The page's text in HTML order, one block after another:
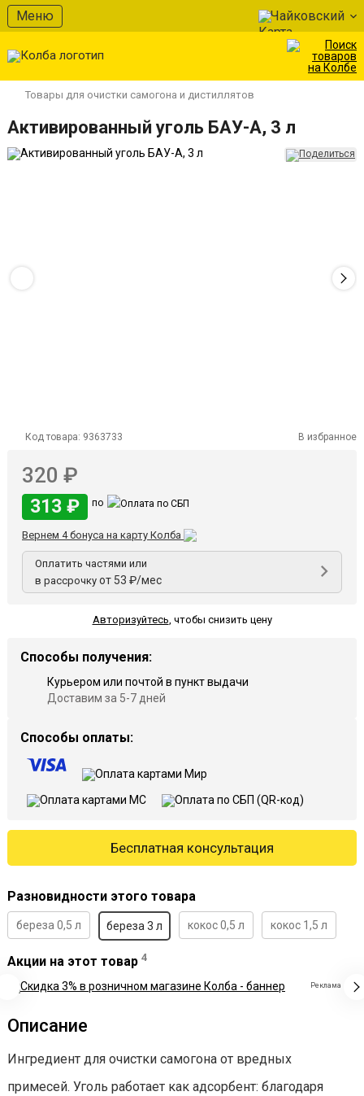
Меню Чайковский
Товары для очистки самогона и дистиллятов
Активированный уголь БАУ-А, 3 л
Код товара: 9363733 В избранное
320 ₽
313 ₽ по
Вернем 4 бонуса на карту Колба
Оплатить частями или
в рассрочку от 53 ₽/мес
Авторизуйтесь чтобы снизить цену
Способы получения:
Курьером или почтой в пункт выдачи
Доставим за 5-7 дней
Способы оплаты:
Бесплатная консультация
Разновидности этого товара
береза 0,5 л береза 3 л кокос 0,5 л кокос 1,5 л
Акции на этот товар 4
Реклама
Описание
Ингредиент для очистки самогона от вредных
примесей. Уголь работает как адсорбент: благодаря